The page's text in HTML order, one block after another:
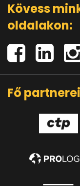
Kövess
oldalakon:
Fő